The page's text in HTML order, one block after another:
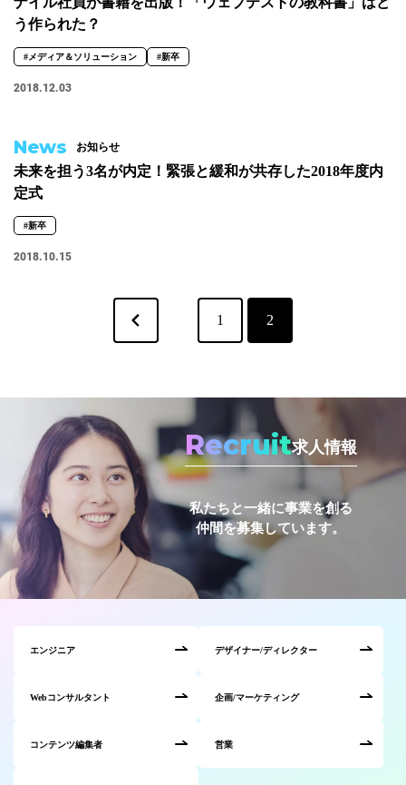
う作られた？
#メディア＆ソリューション #新卒
2018.12.03
News お知らせ
未来を担う3名が内定！緊張と緩和が共存した2018年度内
定式
#新卒
2018.10.15
1 2
Recruit求人情報
私たちと一緒に事業を創る
仲間を募集しています。
エンジニア デザイナー/ディレクター
Webコンサルタント 企画/マーケティング
コンテンツ編集者 営業